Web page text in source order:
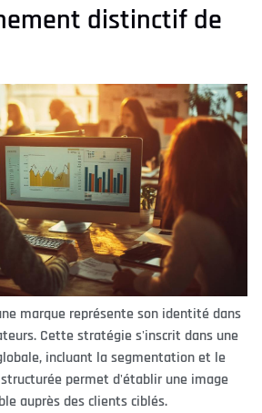
distinctif de
marque représente son identité dans
Cette stratégie s'inscrit dans une
incluant la segmentation et le
structurée permet d'établir une image
auprès des clients ciblés.